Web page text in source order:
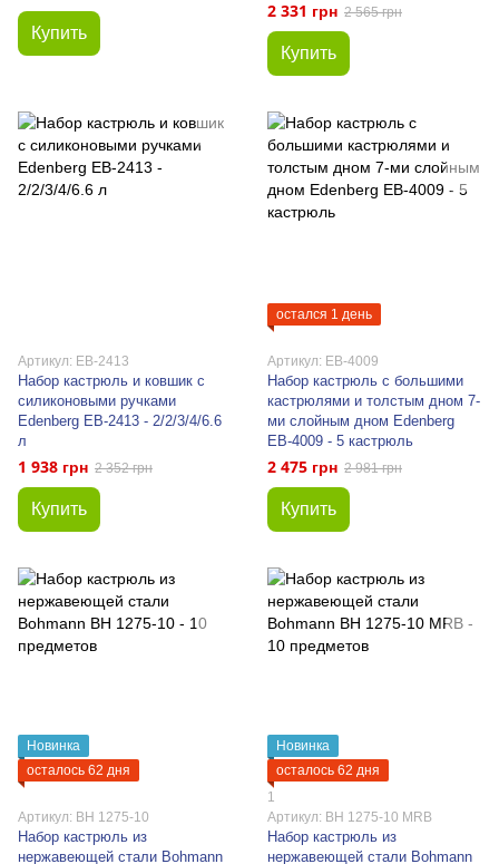
Купить
2 331 грн 2 565 грн
Купить
Артикул: EB-2413
Набор кастрюль и ковшик с
силиконовыми ручками
Edenberg EB-2413 - 2/2/3/4/6.6
л
1 938 грн 2 352 грн
Купить
остался 1 день
Артикул: EB-4009
Набор кастрюль с большими
кастрюлями и толстым дном 7-
ми слойным дном Edenberg
EB-4009 - 5 кастрюль
2 475 грн 2 981 грн
Купить
Новинка
осталось 62 дня
Артикул: BH 1275-10
Набор кастрюль из
нержавеющей стали Bohmann
Новинка
осталось 62 дня
1
Артикул: BH 1275-10 MRB
Набор кастрюль из
нержавеющей стали Bohmann